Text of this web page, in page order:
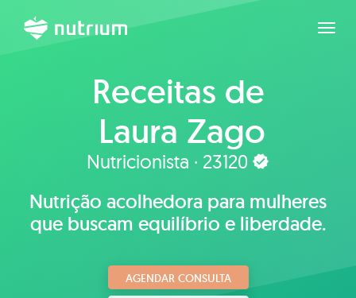
Receitas de
Laura Zago
Nutricionista · 23120
Nutrição acolhedora para mulheres
que buscam equilíbrio e liberdade.
AGENDAR CONSULTA